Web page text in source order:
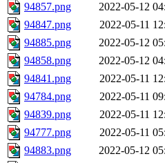
94857.png
2022-05-12
94847.png
2022-05-11
94885.png
2022-05-12
94858.png
2022-05-12
94841.png
2022-05-11
94784.png
2022-05-11
94839.png
2022-05-11
94777.png
2022-05-11
94883.png
2022-05-12